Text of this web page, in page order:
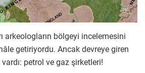
arkeologların bölgeyi incelemesini
getiriyordu. Ancak devreye giren
petrol ve gaz şirketleri!